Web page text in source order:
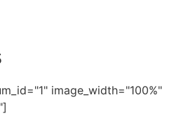
image_width="100%"